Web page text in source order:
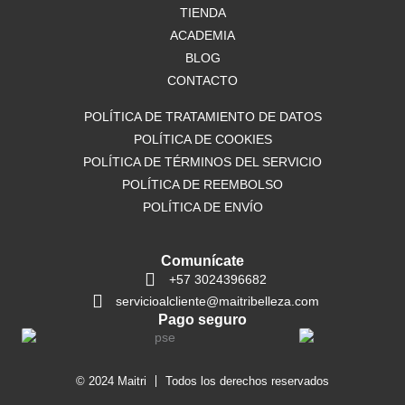
r
a
m
TIENDA
ACADEMIA
BLOG
CONTACTO
POLÍTICA DE TRATAMIENTO DE DATOS
POLÍTICA DE COOKIES
POLÍTICA DE TÉRMINOS DEL SERVICIO
POLÍTICA DE REEMBOLSO
POLÍTICA DE ENVÍO
Comunícate
+57 3024396682
servicioalcliente@maitribelleza.com
Pago seguro
© 2024 Maitri Todos los derechos reservados